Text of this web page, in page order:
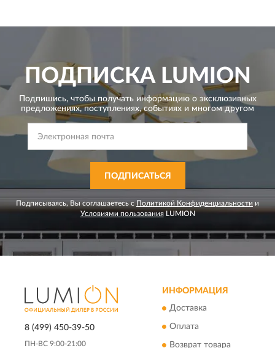
ПОДПИСКАLUMION
Подпишись, чтобы получать информацию о эксклюзивных
предложениях,поступлениях, событиях и многом другом
ПОДПИСАТЬСЯ
Подписываясь, Вы соглашаетесь сПолитикой Конфиденциальности и
Условиями пользованияLUMION
8 (499) 450-39-50
ПН-ВС 9:00-21:00
ИНФОРМАЦИЯ
Доставка
Оплата
Возврат товара